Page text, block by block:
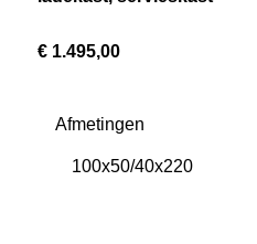
€ 1.495,00
Afmetingen